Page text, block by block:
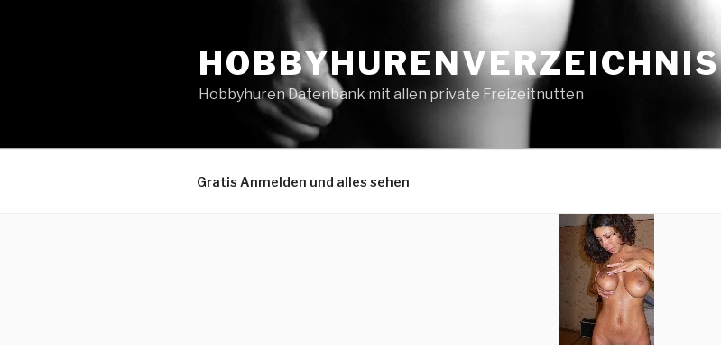
HOBBYHURENVERZEICHNIS
Hobbyhuren Datenbank mit allen private Freizeitnutten
Gratis Anmelden und alles sehen